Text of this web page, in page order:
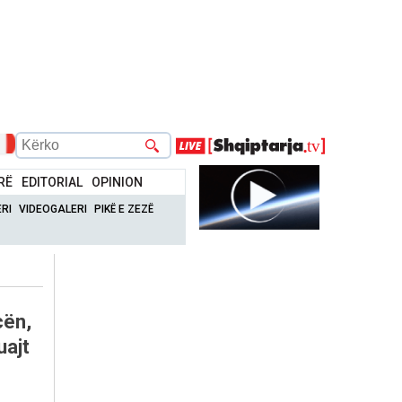
EDITORIAL OPINION
VIDEOGALERI PIKË E ZEZË